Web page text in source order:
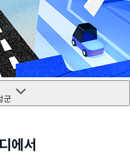
군
에서